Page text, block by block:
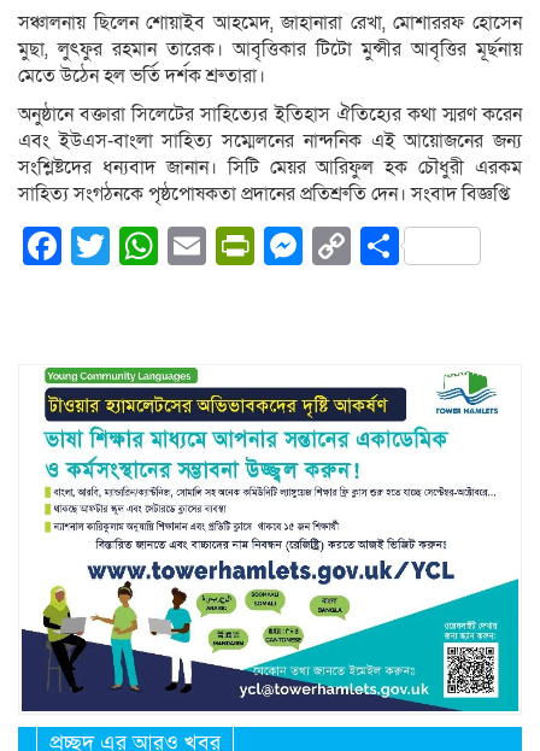
সঞ্চালনায় ছিলেন শোয়াইব আহমেদ, জাহানারা রেখা, মোশাররফ হোসেন
মুছা, লুৎফুর রহমান তারেক। আবৃত্তিকার টিটো মুন্সীর আবৃত্তির মূর্ছনায়
মেতে উঠেন হল ভর্তি দর্শক শ্রুতারা।
অনুষ্ঠানে বক্তারা সিলেটের সাহিত্যের ইতিহাস ঐতিহ্যের কথা স্মরণ করেন
এবং ইউএস-বাংলা সাহিত্য সম্মেলনের নান্দনিক এই আয়োজনের জন্য
সংশ্লিষ্টদের ধন্যবাদ জানান। সিটি মেয়র আরিফুল হক চৌধুরী এরকম
সাহিত্য সংগঠনকে পৃষ্ঠপোষকতা প্রদানের প্রতিশ্রুতি দেন। সংবাদ বিজ্ঞপ্তি
Facebook
Twitter
WhatsApp
EmailPrintFriendly
Messenger
CopyShare
প্রচ্ছদ এর আরও খবর